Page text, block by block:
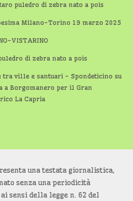
puledro di zebra nato a pois
Milano-Torino 19 marzo 2025
VISTARINO
di zebra nato a pois
tra ville e santuari - Spondeticino su
a Borgomanero per il Gran
La Capria
una testata giornalistica,
senza una periodicità
sensi della legge n. 62 del